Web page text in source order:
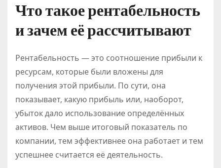
Что такое рентабельность
и зачем её рассчитывают
Рентабельность — это соотношение прибыли к
ресурсам, которые были вложены для
получения этой прибыли. По сути, она
показывает, какую прибыль или, наоборот,
убыток дало использование определённых
активов. Чем выше итоговый показатель по
компании, тем эффективнее она работает и тем
успешнее считается её деятельность.